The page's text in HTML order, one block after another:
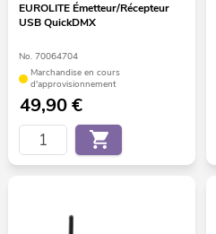
EUROLITE Émetteur/Récepteur
USB QuickDMX
No. 70064704
Marchandise en cours
d'approvisionnement
49,90€